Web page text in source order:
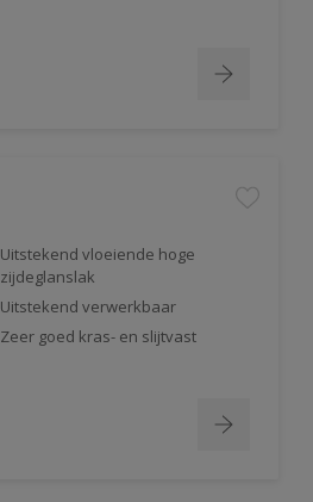
Uitstekend vloeiende hoge
zijdeglanslak
Uitstekend verwerkbaar
Zeer goed kras- en slijtvast